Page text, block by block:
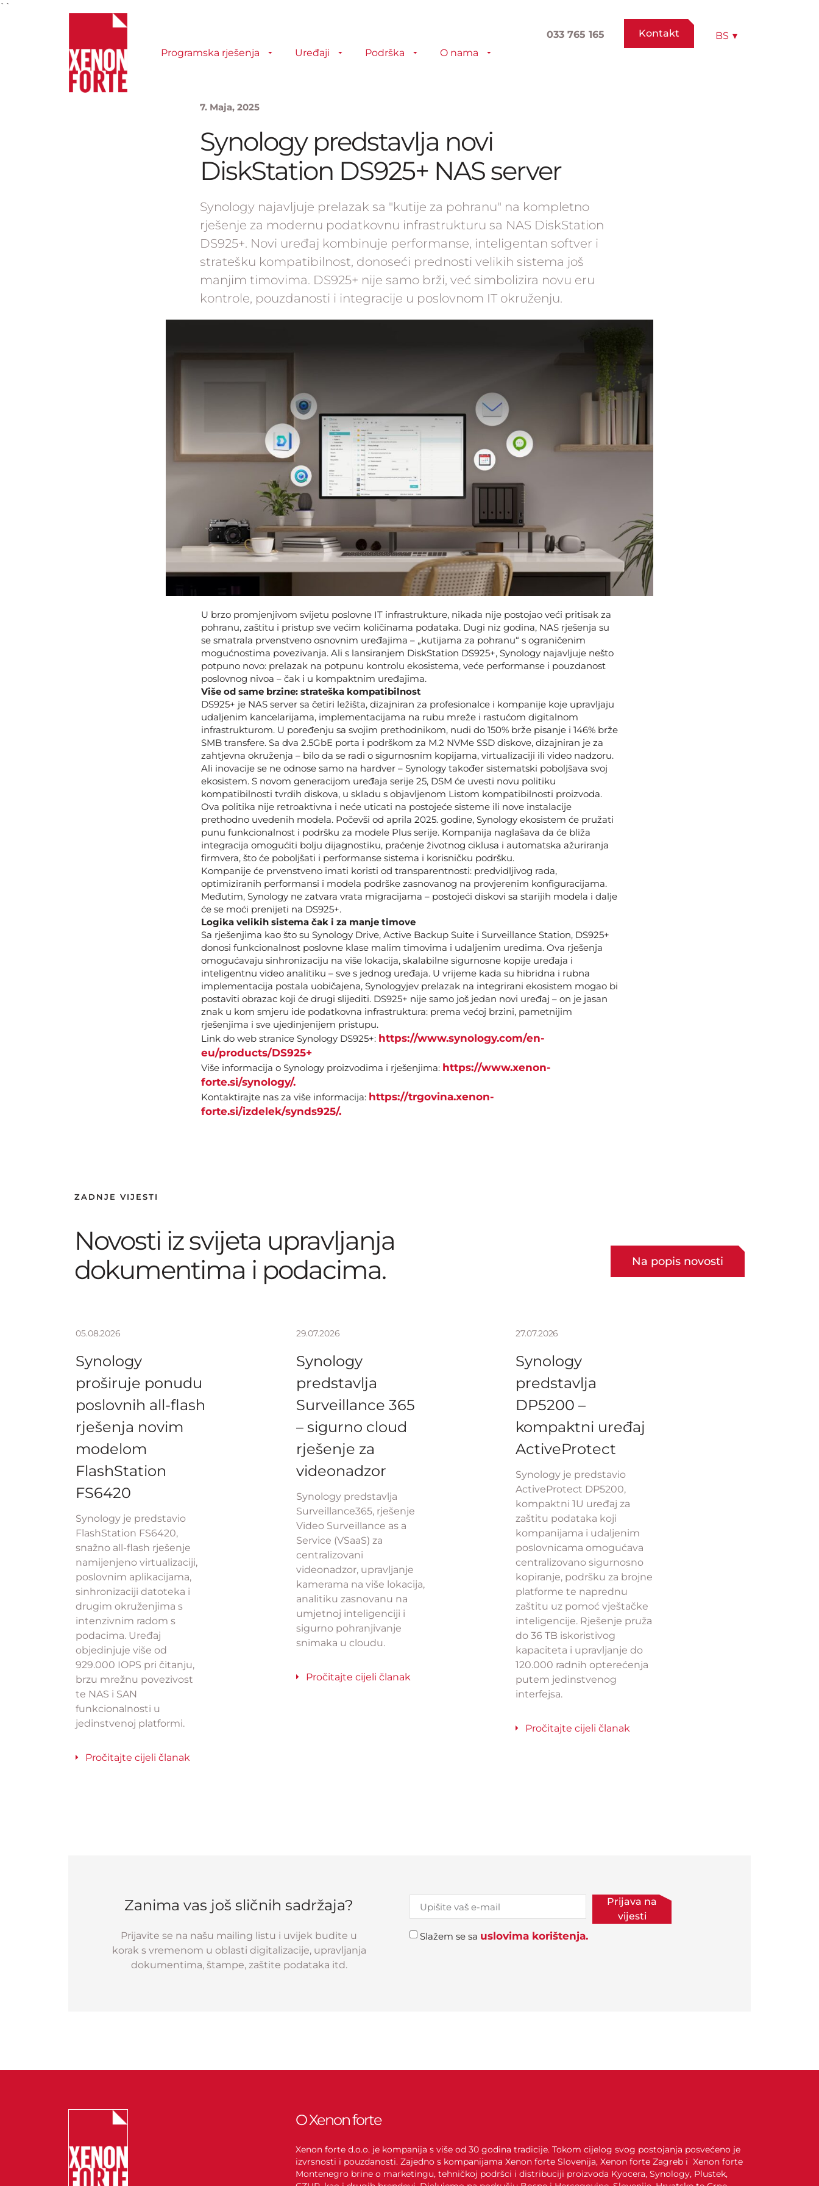
``
Programska rješenja Uređaji Podrška O nama
033 765 165 Kontakt BS ▾
7. Maja, 2025
Synology predstavlja novi
DiskStation DS925+ NAS server
Synology najavljuje prelazak sa "kutije za pohranu" na kompletno
rješenje za modernu podatkovnu infrastrukturu sa NAS DiskStation
DS925+. Novi uređaj kombinuje performanse, inteligentan softver i
stratešku kompatibilnost, donoseći prednosti velikih sistema još
manjim timovima. DS925+ nije samo brži, već simbolizira novu eru
kontrole, pouzdanosti i integracije u poslovnom IT okruženju.
U brzo promjenjivom svijetu poslovne IT infrastrukture, nikada nije postojao veći pritisak za
pohranu, zaštitu i pristup sve većim količinama podataka. Dugi niz godina, NAS rješenja su
se smatrala prvenstveno osnovnim uređajima – „kutijama za pohranu“ s ograničenim
mogućnostima povezivanja. Ali s lansiranjem DiskStation DS925+, Synology najavljuje nešto
potpuno novo: prelazak na potpunu kontrolu ekosistema, veće performanse i pouzdanost
poslovnog nivoa – čak i u kompaktnim uređajima.
Više od same brzine: strateška kompatibilnost
DS925+ je NAS server sa četiri ležišta, dizajniran za profesionalce i kompanije koje upravljaju
udaljenim kancelarijama, implementacijama na rubu mreže i rastućom digitalnom
infrastrukturom. U poređenju sa svojim prethodnikom, nudi do 150% brže pisanje i 146% brže
SMB transfere. Sa dva 2.5GbE porta i podrškom za M.2 NVMe SSD diskove, dizajniran je za
zahtjevna okruženja – bilo da se radi o sigurnosnim kopijama, virtualizaciji ili video nadzoru.
Ali inovacije se ne odnose samo na hardver – Synology također sistematski poboljšava svoj
ekosistem. S novom generacijom uređaja serije 25, DSM će uvesti novu politiku
kompatibilnosti tvrdih diskova, u skladu s objavljenom Listom kompatibilnosti proizvoda.
Ova politika nije retroaktivna i neće uticati na postojeće sisteme ili nove instalacije
prethodno uvedenih modela. Počevši od aprila 2025. godine, Synology ekosistem će pružati
punu funkcionalnost i podršku za modele Plus serije. Kompanija naglašava da će bliža
integracija omogućiti bolju dijagnostiku, praćenje životnog ciklusa i automatska ažuriranja
firmvera, što će poboljšati i performanse sistema i korisničku podršku.
Kompanije će prvenstveno imati koristi od transparentnosti: predvidljivog rada,
optimiziranih performansi i modela podrške zasnovanog na provjerenim konfiguracijama.
Međutim, Synology ne zatvara vrata migracijama – postojeći diskovi sa starijih modela i dalje
će se moći prenijeti na DS925+.
Logika velikih sistema čak i za manje timove
Sa rješenjima kao što su Synology Drive, Active Backup Suite i Surveillance Station, DS925+
donosi funkcionalnost poslovne klase malim timovima i udaljenim uredima. Ova rješenja
omogućavaju sinhronizaciju na više lokacija, skalabilne sigurnosne kopije uređaja i
inteligentnu video analitiku – sve s jednog uređaja. U vrijeme kada su hibridna i rubna
implementacija postala uobičajena, Synologyjev prelazak na integrirani ekosistem mogao bi
postaviti obrazac koji će drugi slijediti. DS925+ nije samo još jedan novi uređaj – on je jasan
znak u kom smjeru ide podatkovna infrastruktura: prema većoj brzini, pametnijim
rješenjima i sve ujedinjenijem pristupu.
Link do web stranice Synology DS925+: https://www.synology.com/en-
eu/products/DS925+
Više informacija o Synology proizvodima i rješenjima: https://www.xenon-
forte.si/synology/.
Kontaktirajte nas za više informacija: https://trgovina.xenon-
forte.si/izdelek/synds925/.
ZADNJE VIJESTI
Novosti iz svijeta upravljanja
dokumentima i podacima.
Na popis novosti
05.08.2026
Synology
proširuje ponudu
poslovnih all-flash
rješenja novim
modelom
FlashStation
FS6420
Synology je predstavio
FlashStation FS6420,
snažno all-flash rješenje
namijenjeno virtualizaciji,
poslovnim aplikacijama,
sinhronizaciji datoteka i
drugim okruženjima s
intenzivnim radom s
podacima. Uređaj
objedinjuje više od
929.000 IOPS pri čitanju,
brzu mrežnu povezivost
te NAS i SAN
funkcionalnosti u
jedinstvenoj platformi.
Pročitajte cijeli članak
29.07.2026
Synology
predstavlja
Surveillance 365
– sigurno cloud
rješenje za
videonadzor
Synology predstavlja
Surveillance365, rješenje
Video Surveillance as a
Service (VSaaS) za
centralizovani
videonadzor, upravljanje
kamerama na više lokacija,
analitiku zasnovanu na
umjetnoj inteligenciji i
sigurno pohranjivanje
snimaka u cloudu.
Pročitajte cijeli članak
27.07.2026
Synology
predstavlja
DP5200 –
kompaktni uređaj
ActiveProtect
Synology je predstavio
ActiveProtect DP5200,
kompaktni 1U uređaj za
zaštitu podataka koji
kompanijama i udaljenim
poslovnicama omogućava
centralizovano sigurnosno
kopiranje, podršku za brojne
platforme te naprednu
zaštitu uz pomoć vještačke
inteligencije. Rješenje pruža
do 36 TB iskoristivog
kapaciteta i upravljanje do
120.000 radnih opterećenja
putem jedinstvenog
interfejsa.
Pročitajte cijeli članak
Zanima vas još sličnih sadržaja?
Prijavite se na našu mailing listu i uvijek budite u
korak s vremenom u oblasti digitalizacije, upravljanja
dokumentima, štampe, zaštite podataka itd.
Slažem se sa uslovima korištenja.
Prijava na
vijesti
O Xenon forte
Xenon forte d.o.o. je kompanija s više od 30 godina tradicije. Tokom cijelog svog postojanja posvećeno je
izvrsnosti i pouzdanosti. Zajedno s kompanijama Xenon forte Slovenija, Xenon forte Zagreb i Xenon forte
Montenegro brine o marketingu, tehničkoj podršci i distribuciji proizvoda Kyocera, Synology, Plustek,